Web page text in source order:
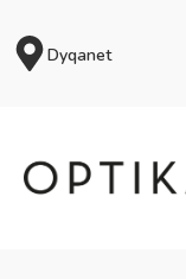
Dyqanet